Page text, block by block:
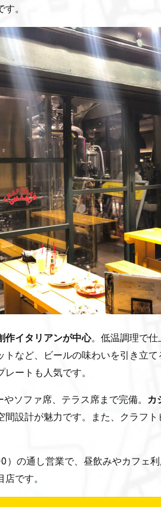
。
作イタリアンが中心。低温調理で
など、ビールの味わいを引き立
ートも人気です。
ソファ席、テラス席まで完備。 カ
間設計が魅力です。また、クラフト
の通し営業で、昼飲みやカフェ
です。